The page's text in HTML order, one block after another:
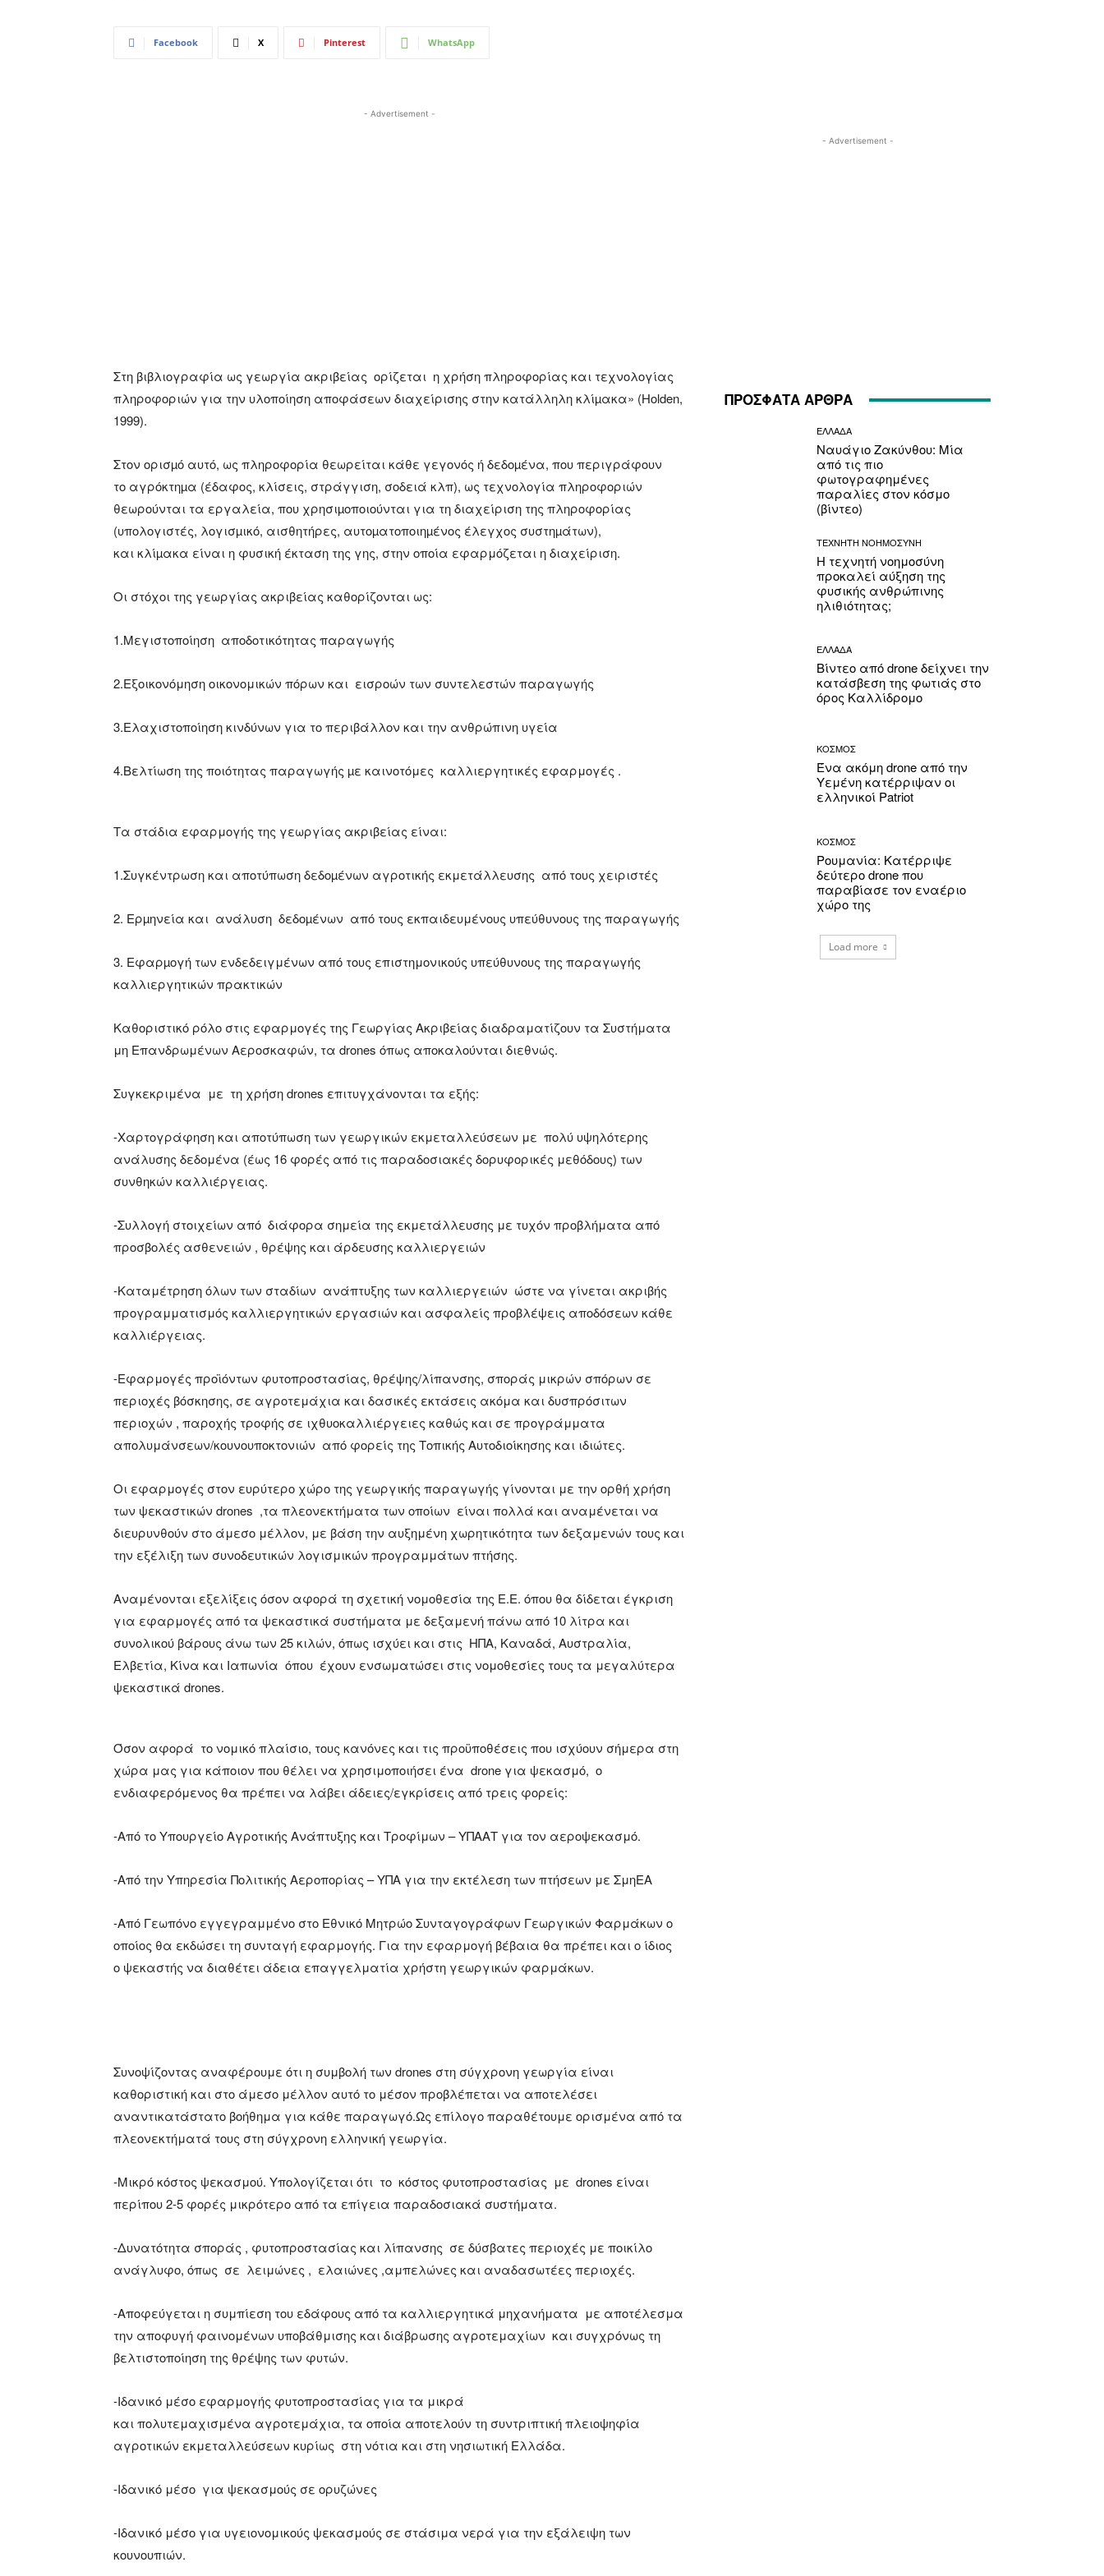
Facebook X Pinterest WhatsApp
- Advertisement -
Στη βιβλιογραφία ως γεωργία ακριβείας ορίζεται η χρήση πληροφορίας και τεχνολογίας
πληροφοριών για την υλοποίηση αποφάσεων διαχείρισης στην κατάλληλη κλίµακα» (Holden,
1999).
Στον ορισµό αυτό, ως πληροφορία θεωρείται κάθε γεγονός ή δεδοµένα, που περιγράφουν
το αγρόκτηµα (έδαφος, κλίσεις, στράγγιση, σοδειά κλπ), ως τεχνολογία πληροφοριών
θεωρούνται τα εργαλεία, που χρησιµοποιούνται για τη διαχείριση της πληροφορίας
(υπολογιστές, λογισµικό, αισθητήρες, αυτοµατοποιηµένος έλεγχος συστηµάτων),
και κλίµακα είναι η φυσική έκταση της γης, στην οποία εφαρμόζεται η διαχείριση.
Οι στόχοι της γεωργίας ακριβείας καθορίζονται ως:
1.Μεγιστοποίηση αποδοτικότητας παραγωγής
2.Εξοικονόμηση οικονομικών πόρων και εισροών των συντελεστών παραγωγής
3.Ελαχιστοποίηση κινδύνων για το περιβάλλον και την ανθρώπινη υγεία
4.Βελτίωση της ποιότητας παραγωγής µε καινοτόμες καλλιεργητικές εφαρμογές .
Τα στάδια εφαρμογής της γεωργίας ακριβείας είναι:
1.Συγκέντρωση και αποτύπωση δεδοµένων αγροτικής εκμετάλλευσης από τους χειριστές
2. Ερµηνεία και ανάλυση δεδοµένων από τους εκπαιδευμένους υπεύθυνους της παραγωγής
3. Εφαρµογή των ενδεδειγμένων από τους επιστημονικούς υπεύθυνους της παραγωγής
καλλιεργητικών πρακτικών
Καθοριστικό ρόλο στις εφαρμογές της Γεωργίας Ακριβείας διαδραματίζουν τα Συστήματα
μη Επανδρωμένων Αεροσκαφών, τα drones όπως αποκαλούνται διεθνώς.
Συγκεκριμένα με τη χρήση drones επιτυγχάνονται τα εξής:
-Χαρτογράφηση και αποτύπωση των γεωργικών εκμεταλλεύσεων με πολύ υψηλότερης
ανάλυσης δεδομένα (έως 16 φορές από τις παραδοσιακές δορυφορικές μεθόδους) των
συνθηκών καλλιέργειας.
-Συλλογή στοιχείων από διάφορα σημεία της εκμετάλλευσης με τυχόν προβλήματα από
προσβολές ασθενειών , θρέψης και άρδευσης καλλιεργειών
-Καταμέτρηση όλων των σταδίων ανάπτυξης των καλλιεργειών ώστε να γίνεται ακριβής
προγραμματισμός καλλιεργητικών εργασιών και ασφαλείς προβλέψεις αποδόσεων κάθε
καλλιέργειας.
-Εφαρμογές προϊόντων φυτοπροστασίας, θρέψης/λίπανσης, σποράς μικρών σπόρων σε
περιοχές βόσκησης, σε αγροτεμάχια και δασικές εκτάσεις ακόμα και δυσπρόσιτων
περιοχών , παροχής τροφής σε ιχθυοκαλλιέργειες καθώς και σε προγράμματα
απολυμάνσεων/κουνουποκτονιών από φορείς της Τοπικής Αυτοδιοίκησης και ιδιώτες.
Οι εφαρμογές στον ευρύτερο χώρο της γεωργικής παραγωγής γίνονται με την ορθή χρήση
των ψεκαστικών drones ,τα πλεονεκτήματα των οποίων είναι πολλά και αναμένεται να
διευρυνθούν στο άμεσο μέλλον, με βάση την αυξημένη χωρητικότητα των δεξαμενών τους και
την εξέλιξη των συνοδευτικών λογισμικών προγραμμάτων πτήσης.
Αναμένονται εξελίξεις όσον αφορά τη σχετική νομοθεσία της Ε.Ε. όπου θα δίδεται έγκριση
για εφαρμογές από τα ψεκαστικά συστήματα με δεξαμενή πάνω από 10 λίτρα και
συνολικού βάρους άνω των 25 κιλών, όπως ισχύει και στις ΗΠΑ, Καναδά, Αυστραλία,
Ελβετία, Κίνα και Ιαπωνία όπου έχουν ενσωματώσει στις νομοθεσίες τους τα μεγαλύτερα
ψεκαστικά drones.
Όσον αφορά το νομικό πλαίσιο, τους κανόνες και τις προϋποθέσεις που ισχύουν σήμερα στη
χώρα μας για κάποιον που θέλει να χρησιμοποιήσει ένα drone για ψεκασμό, ο
ενδιαφερόμενος θα πρέπει να λάβει άδειες/εγκρίσεις από τρεις φορείς:
-Από το Υπουργείο Αγροτικής Ανάπτυξης και Τροφίμων – ΥΠΑΑΤ για τον αεροψεκασμό.
-Από την Υπηρεσία Πολιτικής Αεροπορίας – ΥΠΑ για την εκτέλεση των πτήσεων με ΣμηΕΑ
-Από Γεωπόνο εγγεγραμμένο στο Εθνικό Μητρώο Συνταγογράφων Γεωργικών Φαρμάκων ο
οποίος θα εκδώσει τη συνταγή εφαρμογής. Για την εφαρμογή βέβαια θα πρέπει και ο ίδιος
ο ψεκαστής να διαθέτει άδεια επαγγελματία χρήστη γεωργικών φαρμάκων.
Συνοψίζοντας αναφέρουμε ότι η συμβολή των drones στη σύγχρονη γεωργία είναι
καθοριστική και στο άμεσο μέλλον αυτό το μέσον προβλέπεται να αποτελέσει
αναντικατάστατο βοήθημα για κάθε παραγωγό.Ως επίλογο παραθέτουμε ορισμένα από τα
πλεονεκτήματά τους στη σύγχρονη ελληνική γεωργία.
-Μικρό κόστος ψεκασμού. Υπολογίζεται ότι το κόστος φυτοπροστασίας με drones είναι
περίπου 2-5 φορές μικρότερο από τα επίγεια παραδοσιακά συστήματα.
-Δυνατότητα σποράς , φυτοπροστασίας και λίπανσης σε δύσβατες περιοχές με ποικίλο
ανάγλυφο, όπως σε λειμώνες , ελαιώνες ,αμπελώνες και αναδασωτέες περιοχές.
-Αποφεύγεται η συμπίεση του εδάφους από τα καλλιεργητικά μηχανήματα με αποτέλεσμα
την αποφυγή φαινομένων υποβάθμισης και διάβρωσης αγροτεμαχίων και συγχρόνως τη
βελτιστοποίηση της θρέψης των φυτών.
-Ιδανικό μέσο εφαρμογής φυτοπροστασίας για τα μικρά
και πολυτεμαχισμένα αγροτεμάχια, τα οποία αποτελούν τη συντριπτική πλειοψηφία
αγροτικών εκμεταλλεύσεων κυρίως στη νότια και στη νησιωτική Ελλάδα.
-Ιδανικό μέσο για ψεκασμούς σε ορυζώνες
-Ιδανικό μέσο για υγειονομικούς ψεκασμούς σε στάσιμα νερά για την εξάλειψη των
κουνουπιών.
- Advertisement -
ΠΡΟΣΦΑΤΑ ΑΡΘΡΑ
ΕΛΛΑΔΑ
Ναυάγιο Ζακύνθου: Μία
από τις πιο
φωτογραφημένες
παραλίες στον κόσμο
(βίντεο)
ΤΕΧΝΗΤΗ ΝΟΗΜΟΣΥΝΗ
Η τεχνητή νοημοσύνη
προκαλεί αύξηση της
φυσικής ανθρώπινης
ηλιθιότητας;
ΕΛΛΑΔΑ
Βίντεο από drone δείχνει την
κατάσβεση της φωτιάς στο
όρος Καλλίδρομο
ΚΟΣΜΟΣ
Ένα ακόμη drone από την
Υεμένη κατέρριψαν οι
ελληνικοί Patriot
ΚΟΣΜΟΣ
Ρουμανία: Κατέρριψε
δεύτερο drone που
παραβίασε τον εναέριο
χώρο της
Load more